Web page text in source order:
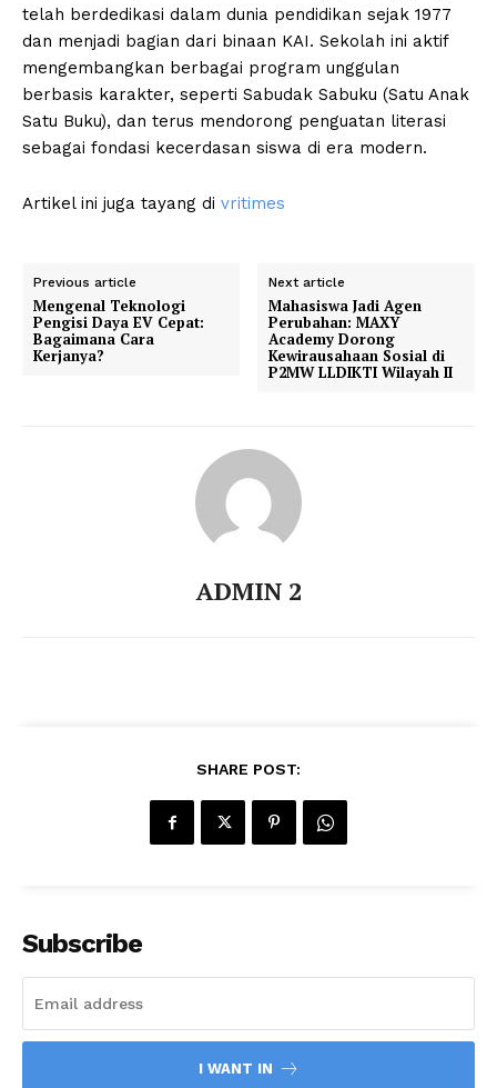
telah berdedikasi dalam dunia pendidikan sejak 1977
dan menjadi bagian dari binaan KAI. Sekolah ini aktif
mengembangkan berbagai program unggulan
berbasis karakter, seperti Sabudak Sabuku (Satu Anak
Satu Buku), dan terus mendorong penguatan literasi
sebagai fondasi kecerdasan siswa di era modern.
Artikel ini juga tayang di vritimes
Previous article
Mengenal Teknologi
Pengisi Daya EV Cepat:
Bagaimana Cara
Kerjanya?
Next article
Mahasiswa Jadi Agen
Perubahan: MAXY
Academy Dorong
Kewirausahaan Sosial di
P2MW LLDIKTI Wilayah II
ADMIN 2
SHARE POST:
Subscribe
I WANT IN